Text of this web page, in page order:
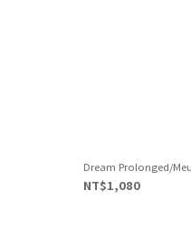
Dream Prolonged/
NT$1,080